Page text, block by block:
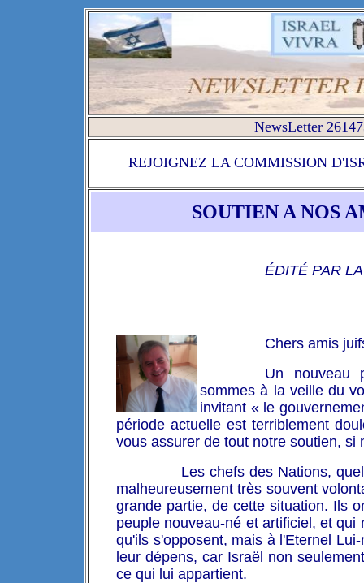
NewsLetter
REJOIGNEZ LA COMMISSION
SOUTIEN A NOS
ÉDITÉ PAR
Chers amis
Un nouveau
sommes à la veille du
invitant « le
période actuelle est terriblement
vous assurer de tout notre soutien,
Les chefs des Nations,
malheureusement très souvent
grande partie, de cette situation. Ils
peuple nouveau-né et artificiel, et
qu'ils s'opposent, mais à l'Eternel
leur dépens, car Israël non
ce qui lui appartient.